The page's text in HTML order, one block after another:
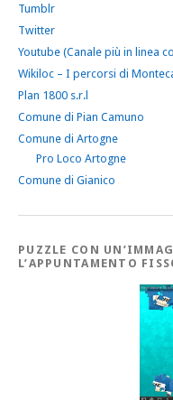
Tumblr
Twitter
Youtube (Canale più in linea
Wikiloc – I percorsi di
Plan 1800 s.r.l
Comune di Pian Camuno
Comune di Artogne
Pro Loco Artogne
Comune di Gianico
PUZZLE CON
L’APPUNTAMENTO